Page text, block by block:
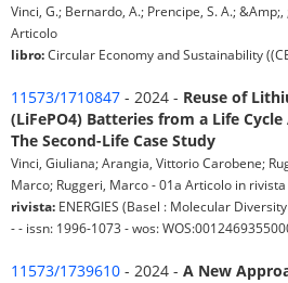
Vinci, G.; Bernardo, A.; Prencipe, S. A.;
Articolo
libro:Circular Economy and Sustainability
11573/1710847 - 2024 - Reuse of
(LiFePO4) Batteries from a Life
The Second-Life Case Study
Vinci, Giuliana; Arangia, Vittorio Carobene;
Marco; Ruggeri, Marco - 01a Articolo in rivista
rivista: ENERGIES (Basel : Molecular
- - issn: 1996-1073 - wos:
11573/1739610 - 2024 - A New